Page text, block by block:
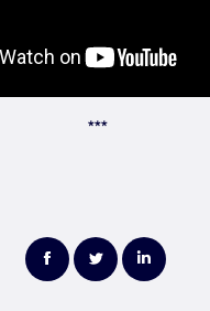
***
PartagerPartagerPartager